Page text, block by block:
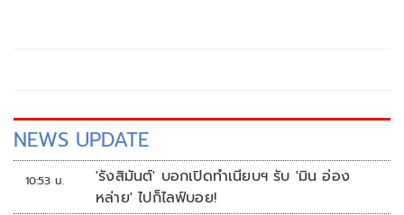
NEWS UPDATE
10:53 น.
'รังสิมันต์' บอกเปิดทำเนียบฯ รับ 'มิน อ่อง
หล่าย' ไปก็ไลฟ์บอย!